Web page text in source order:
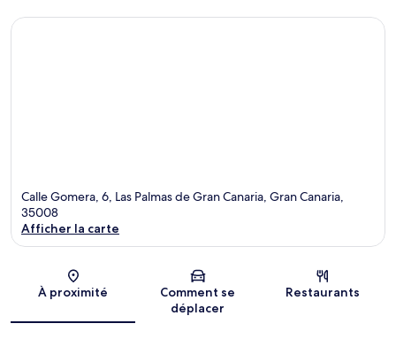
Calle Gomera, 6, Las Palmas de Gran Canaria, Gran Canaria,
35008
Afficher la carte
À proximité
Comment se
déplacer
Restaurants